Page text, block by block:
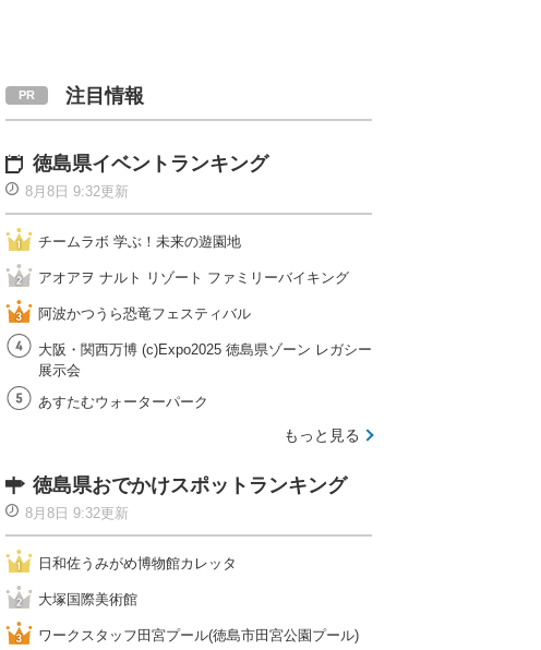
注目情報
徳島県イベントランキング
8月8日 9:32更新
チームラボ 学ぶ！未来の遊園地
アオアヲ ナルト リゾート ファミリーバイキング
阿波かつうら恐竜フェスティバル
大阪・関西万博 (c)Expo2025 徳島県ゾーン レガシー
展示会
あすたむウォーターパーク
もっと見る
徳島県おでかけスポットランキング
8月8日 9:32更新
日和佐うみがめ博物館カレッタ
大塚国際美術館
ワークスタッフ田宮プール(徳島市田宮公園プール)